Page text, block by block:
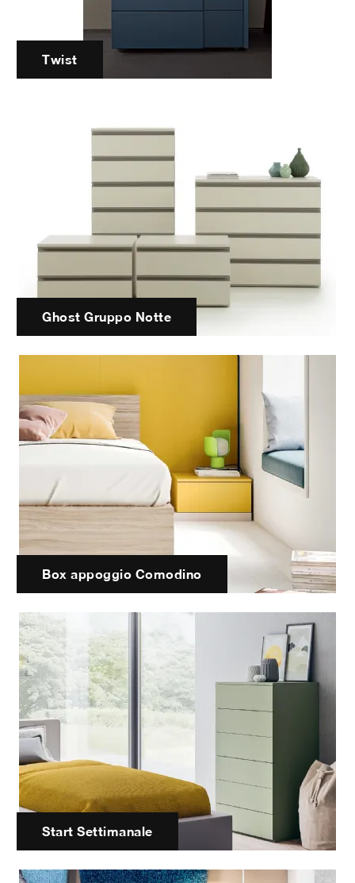
Twist
Ghost Gruppo Notte
Box appoggio Comodino
Start Settimanale